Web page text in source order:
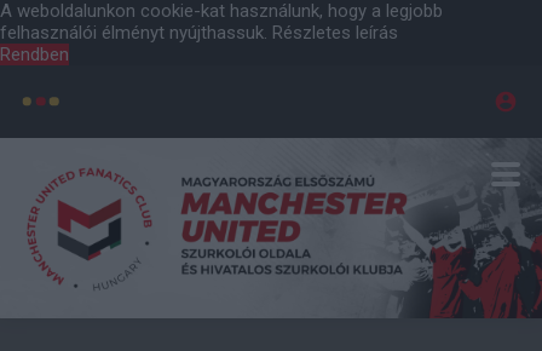
A weboldalunkon cookie-kat használunk, hogy a legjobb
felhasználói élményt nyújthassuk. Részletes leírás
Rendben